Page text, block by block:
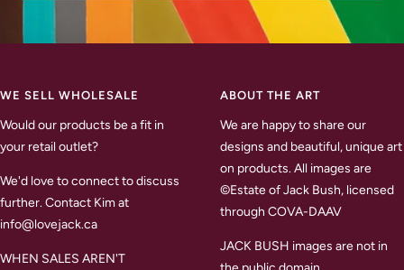
WE SELL WHOLESALE
Would our products be a fit in
your retail outlet?
We'd love to connect to discuss
further. Contact Kim at
info@lovejack.ca
WHEN SALES AREN'T
ABOUT THE ART
We are happy to share our
designs and beautiful, unique art
on products. All images are
©Estate of Jack Bush, licensed
through COVA-DAAV
JACK BUSH images are not in